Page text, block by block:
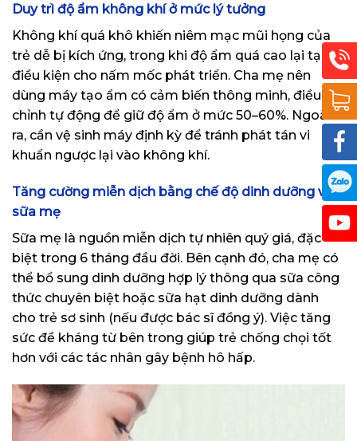
Duy trì độ ẩm không khí ở mức lý tưởng
Không khí quá khô khiến niêm mạc mũi họng của
trẻ dễ bị kích ứng, trong khi độ ẩm quá cao lại tạo
điều kiện cho nấm mốc phát triển. Cha mẹ nên
dùng máy tạo ẩm có cảm biến thông minh, điều
chỉnh tự động để giữ độ ẩm ở mức 50–60%. Ngoài
ra, cần vệ sinh máy định kỳ để tránh phát tán vi
khuẩn ngược lại vào không khí.
Tăng cường miễn dịch bằng chế độ dinh dưỡng và
sữa mẹ
Sữa mẹ là nguồn miễn dịch tự nhiên quý giá, đặc
biệt trong 6 tháng đầu đời. Bên cạnh đó, cha mẹ có
thể bổ sung dinh dưỡng hợp lý thông qua sữa công
thức chuyên biệt hoặc sữa hạt dinh dưỡng dành
cho trẻ sơ sinh (nếu được bác sĩ đồng ý). Việc tăng
sức đề kháng từ bên trong giúp trẻ chống chọi tốt
hơn với các tác nhân gây bệnh hô hấp.